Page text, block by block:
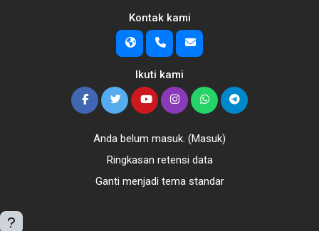
Kontak kami
Ikuti kami
Anda belum masuk. (Masuk)
Ringkasan retensi data
Ganti menjadi tema standar